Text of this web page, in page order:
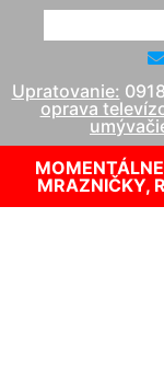
Upratovanie:
oprava
MOMENTÁLNE
MRAZNIČKY,